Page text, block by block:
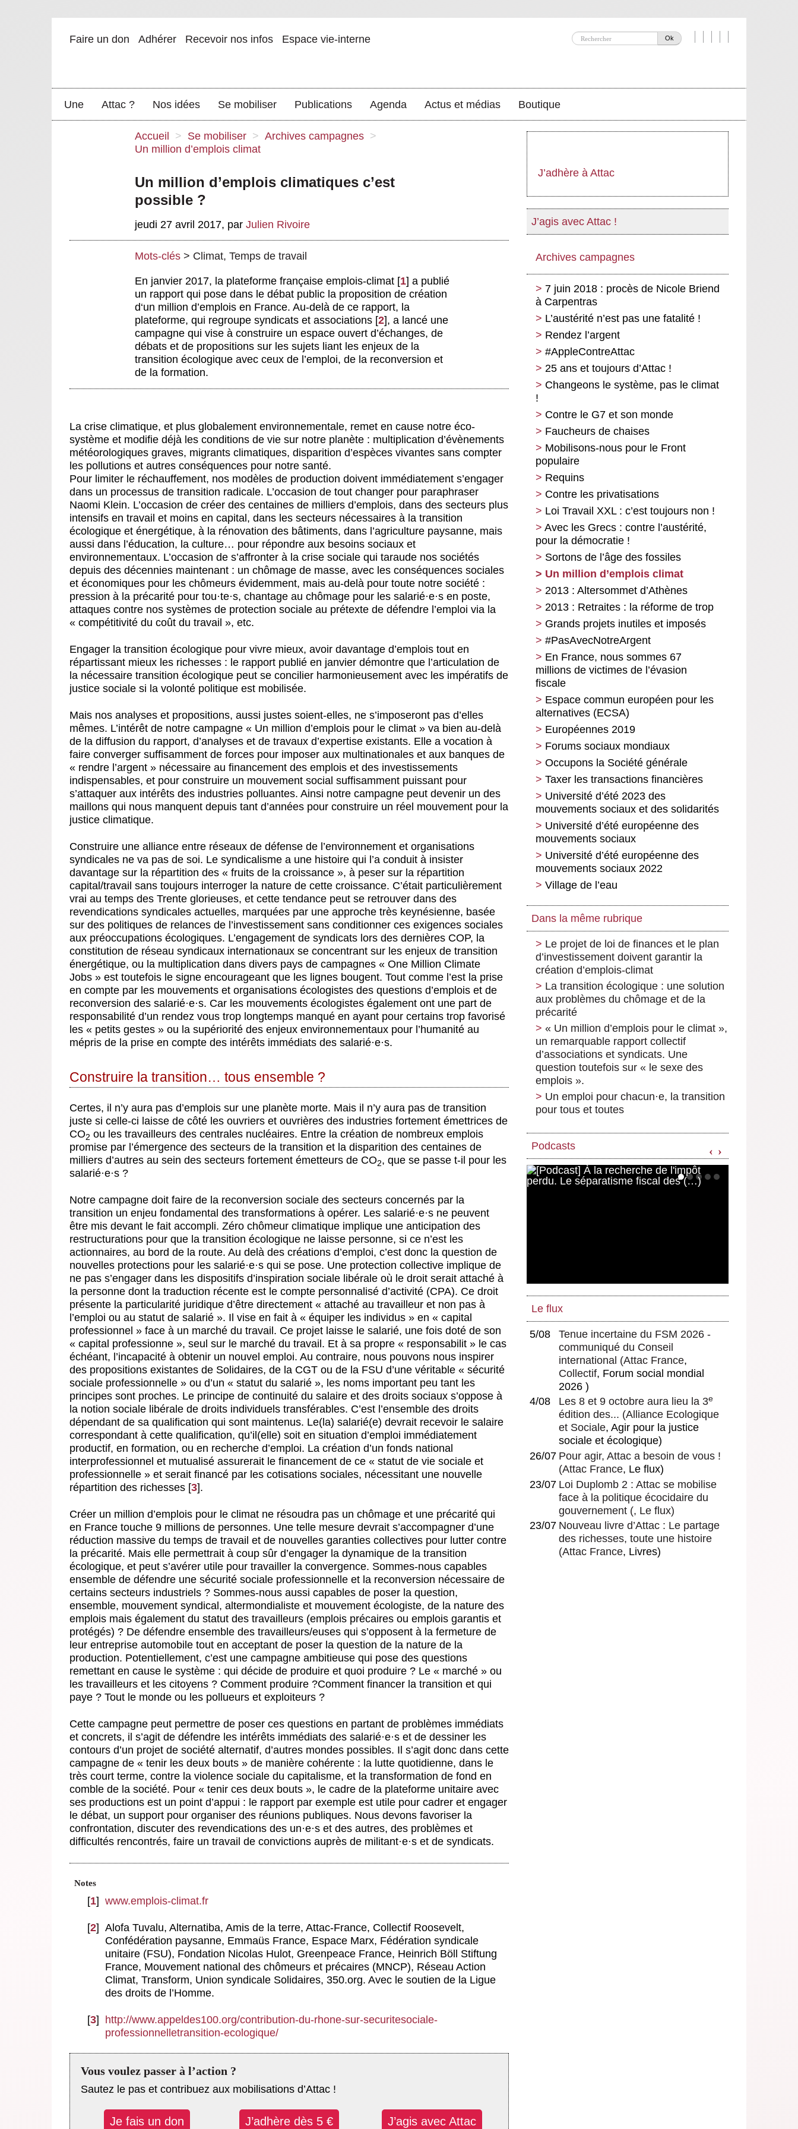
Ok
Faire un don Adhérer Recevoir nos infos Espace vie-interne
Une Attac ? Nos idées Se mobiliser Publications Agenda Actus et médias Boutique
Accueil > Se mobiliser > Archives campagnes >
Un million d’emplois climat
Un million d’emplois climatiques c’est
possible ?
jeudi 27 avril 2017, par Julien Rivoire
Mots-clés > Climat, Temps de travail
En janvier 2017, la plateforme française emplois-climat [1] a publié
un rapport qui pose dans le débat public la proposition de création
d‘un million d’emplois en France. Au-delà de ce rapport, la
plateforme, qui regroupe syndicats et associations [2], a lancé une
campagne qui vise à construire un espace ouvert d’échanges, de
débats et de propositions sur les sujets liant les enjeux de la
transition écologique avec ceux de l’emploi, de la reconversion et
de la formation.
La crise climatique, et plus globalement environnementale, remet en cause notre éco-
système et modifie déjà les conditions de vie sur notre planète : multiplication d’évènements
météorologiques graves, migrants climatiques, disparition d’espèces vivantes sans compter
les pollutions et autres conséquences pour notre santé.
Pour limiter le réchauffement, nos modèles de production doivent immédiatement s’engager
dans un processus de transition radicale. L’occasion de tout changer pour paraphraser
Naomi Klein. L’occasion de créer des centaines de milliers d’emplois, dans des secteurs plus
intensifs en travail et moins en capital, dans les secteurs nécessaires à la transition
écologique et énergétique, à la rénovation des bâtiments, dans l’agriculture paysanne, mais
aussi dans l’éducation, la culture… pour répondre aux besoins sociaux et
environnementaux. L’occasion de s’affronter à la crise sociale qui taraude nos sociétés
depuis des décennies maintenant : un chômage de masse, avec les conséquences sociales
et économiques pour les chômeurs évidemment, mais au-delà pour toute notre société :
pression à la précarité pour tou·te·s, chantage au chômage pour les salarié·e·s en poste,
attaques contre nos systèmes de protection sociale au prétexte de défendre l’emploi via la
« compétitivité du coût du travail », etc.
Engager la transition écologique pour vivre mieux, avoir davantage d’emplois tout en
répartissant mieux les richesses : le rapport publié en janvier démontre que l’articulation de
la nécessaire transition écologique peut se concilier harmonieusement avec les impératifs de
justice sociale si la volonté politique est mobilisée.
Mais nos analyses et propositions, aussi justes soient-elles, ne s’imposeront pas d’elles
mêmes. L’intérêt de notre campagne « Un million d’emplois pour le climat » va bien au-delà
de la diffusion du rapport, d’analyses et de travaux d’expertise existants. Elle a vocation à
faire converger suffisamment de forces pour imposer aux multinationales et aux banques de
« rendre l’argent » nécessaire au financement des emplois et des investissements
indispensables, et pour construire un mouvement social suffisamment puissant pour
s’attaquer aux intérêts des industries polluantes. Ainsi notre campagne peut devenir un des
maillons qui nous manquent depuis tant d’années pour construire un réel mouvement pour la
justice climatique.
Construire une alliance entre réseaux de défense de l’environnement et organisations
syndicales ne va pas de soi. Le syndicalisme a une histoire qui l’a conduit à insister
davantage sur la répartition des « fruits de la croissance », à peser sur la répartition
capital/travail sans toujours interroger la nature de cette croissance. C’était particulièrement
vrai au temps des Trente glorieuses, et cette tendance peut se retrouver dans des
revendications syndicales actuelles, marquées par une approche très keynésienne, basée
sur des politiques de relances de l’investissement sans conditionner ces exigences sociales
aux préoccupations écologiques. L’engagement de syndicats lors des dernières COP, la
constitution de réseau syndicaux internationaux se concentrant sur les enjeux de transition
énergétique, ou la multiplication dans divers pays de campagnes « One Million Climate
Jobs » est toutefois le signe encourageant que les lignes bougent. Tout comme l’est la prise
en compte par les mouvements et organisations écologistes des questions d’emplois et de
reconversion des salarié·e·s. Car les mouvements écologistes également ont une part de
responsabilité d’un rendez vous trop longtemps manqué en ayant pour certains trop favorisé
les « petits gestes » ou la supériorité des enjeux environnementaux pour l’humanité au
mépris de la prise en compte des intérêts immédiats des salarié·e·s.
Construire la transition… tous ensemble ?
Certes, il n’y aura pas d’emplois sur une planète morte. Mais il n’y aura pas de transition
juste si celle-ci laisse de côté les ouvriers et ouvrières des industries fortement émettrices de
CO2 ou les travailleurs des centrales nucléaires. Entre la création de nombreux emplois
promise par l’émergence des secteurs de la transition et la disparition des centaines de
milliers d’autres au sein des secteurs fortement émetteurs de CO2, que se passe t-il pour les
salarié·e·s ?
Notre campagne doit faire de la reconversion sociale des secteurs concernés par la
transition un enjeu fondamental des transformations à opérer. Les salarié·e·s ne peuvent
être mis devant le fait accompli. Zéro chômeur climatique implique une anticipation des
restructurations pour que la transition écologique ne laisse personne, si ce n’est les
actionnaires, au bord de la route. Au delà des créations d’emploi, c’est donc la question de
nouvelles protections pour les salarié·e·s qui se pose. Une protection collective implique de
ne pas s’engager dans les dispositifs d’inspiration sociale libérale où le droit serait attaché à
la personne dont la traduction récente est le compte personnalisé d’activité (CPA). Ce droit
présente la particularité juridique d’être directement « attaché au travailleur et non pas à
l’emploi ou au statut de salarié ». Il vise en fait à « équiper les individus » en « capital
professionnel » face à un marché du travail. Ce projet laisse le salarié, une fois doté de son
« capital professionne », seul sur le marché du travail. Et à sa propre « responsabilit » le cas
échéant, l’incapacité à obtenir un nouvel emploi. Au contraire, nous pouvons nous inspirer
des propositions existantes de Solidaires, de la CGT ou de la FSU d’une véritable « sécurité
sociale professionnelle » ou d’un « statut du salarié », les noms important peu tant les
principes sont proches. Le principe de continuité du salaire et des droits sociaux s’oppose à
la notion sociale libérale de droits individuels transférables. C’est l’ensemble des droits
dépendant de sa qualification qui sont maintenus. Le(la) salarié(e) devrait recevoir le salaire
correspondant à cette qualification, qu’il(elle) soit en situation d’emploi immédiatement
productif, en formation, ou en recherche d’emploi. La création d’un fonds national
interprofessionnel et mutualisé assurerait le financement de ce « statut de vie sociale et
professionnelle » et serait financé par les cotisations sociales, nécessitant une nouvelle
répartition des richesses [3].
Créer un million d’emplois pour le climat ne résoudra pas un chômage et une précarité qui
en France touche 9 millions de personnes. Une telle mesure devrait s’accompagner d’une
réduction massive du temps de travail et de nouvelles garanties collectives pour lutter contre
la précarité. Mais elle permettrait à coup sûr d’engager la dynamique de la transition
écologique, et peut s’avérer utile pour travailler la convergence. Sommes-nous capables
ensemble de défendre une sécurité sociale professionnelle et la reconversion nécessaire de
certains secteurs industriels ? Sommes-nous aussi capables de poser la question,
ensemble, mouvement syndical, altermondialiste et mouvement écologiste, de la nature des
emplois mais également du statut des travailleurs (emplois précaires ou emplois garantis et
protégés) ? De défendre ensemble des travailleurs/euses qui s’opposent à la fermeture de
leur entreprise automobile tout en acceptant de poser la question de la nature de la
production. Potentiellement, c’est une campagne ambitieuse qui pose des questions
remettant en cause le système : qui décide de produire et quoi produire ? Le « marché » ou
les travailleurs et les citoyens ? Comment produire ?Comment financer la transition et qui
paye ? Tout le monde ou les pollueurs et exploiteurs ?
Cette campagne peut permettre de poser ces questions en partant de problèmes immédiats
et concrets, il s’agit de défendre les intérêts immédiats des salarié·e·s et de dessiner les
contours d’un projet de société alternatif, d’autres mondes possibles. Il s’agit donc dans cette
campagne de « tenir les deux bouts » de manière cohérente : la lutte quotidienne, dans le
très court terme, contre la violence sociale du capitalisme, et la transformation de fond en
comble de la société. Pour « tenir ces deux bouts », le cadre de la plateforme unitaire avec
ses productions est un point d’appui : le rapport par exemple est utile pour cadrer et engager
le débat, un support pour organiser des réunions publiques. Nous devons favoriser la
confrontation, discuter des revendications des un·e·s et des autres, des problèmes et
difficultés rencontrés, faire un travail de convictions auprès de militant·e·s et de syndicats.
Notes
[1] www.emplois-climat.fr
[2] Alofa Tuvalu, Alternatiba, Amis de la terre, Attac-France, Collectif Roosevelt,
Confédération paysanne, Emmaüs France, Espace Marx, Fédération syndicale
unitaire (FSU), Fondation Nicolas Hulot, Greenpeace France, Heinrich Böll Stiftung
France, Mouvement national des chômeurs et précaires (MNCP), Réseau Action
Climat, Transform, Union syndicale Solidaires, 350.org. Avec le soutien de la Ligue
des droits de l’Homme.
[3] http://www.appeldes100.org/contribution-du-rhone-sur-securitesociale-
professionnelletransition-ecologique/
Vous voulez passer à l’action ?
Sautez le pas et contribuez aux mobilisations d’Attac !
Je fais un don J’adhère dès 5 € J’agis avec Attac
J’adhère à Attac
J’agis avec Attac !
Archives campagnes
7 juin 2018 : procès de Nicole Briend
à Carpentras
L’austérité n’est pas une fatalité !
Rendez l’argent
#AppleContreAttac
25 ans et toujours d’Attac !
Changeons le système, pas le climat
!
Contre le G7 et son monde
Faucheurs de chaises
Mobilisons-nous pour le Front
populaire
Requins
Contre les privatisations
Loi Travail XXL : c’est toujours non !
Avec les Grecs : contre l’austérité,
pour la démocratie !
Sortons de l’âge des fossiles
Un million d’emplois climat
2013 : Altersommet d’Athènes
2013 : Retraites : la réforme de trop
Grands projets inutiles et imposés
#PasAvecNotreArgent
En France, nous sommes 67
millions de victimes de l’évasion
fiscale
Espace commun européen pour les
alternatives (ECSA)
Européennes 2019
Forums sociaux mondiaux
Occupons la Société générale
Taxer les transactions financières
Université d’été 2023 des
mouvements sociaux et des solidarités
Université d’été européenne des
mouvements sociaux
Université d’été européenne des
mouvements sociaux 2022
Village de l’eau
Dans la même rubrique
Le projet de loi de finances et le plan
d’investissement doivent garantir la
création d’emplois-climat
La transition écologique : une solution
aux problèmes du chômage et de la
précarité
« Un million d’emplois pour le climat »,
un remarquable rapport collectif
d’associations et syndicats. Une
question toutefois sur « le sexe des
emplois ».
Un emploi pour chacun·e, la transition
pour tous et toutes
Podcasts ‹ ›
Le flux
5/08
Tenue incertaine du FSM 2026 -
communiqué du Conseil
international (Attac France,
Collectif, Forum social mondial
2026 )
4/08
Les 8 et 9 octobre aura lieu la 3e
édition des... (Alliance Ecologique
et Sociale, Agir pour la justice
sociale et écologique)
26/07 Pour agir, Attac a besoin de vous !
(Attac France, Le flux)
23/07 Loi Duplomb 2 : Attac se mobilise
face à la politique écocidaire du
gouvernement (, Le flux)
23/07 Nouveau livre d’Attac : Le partage
des richesses, toute une histoire
(Attac France, Livres)